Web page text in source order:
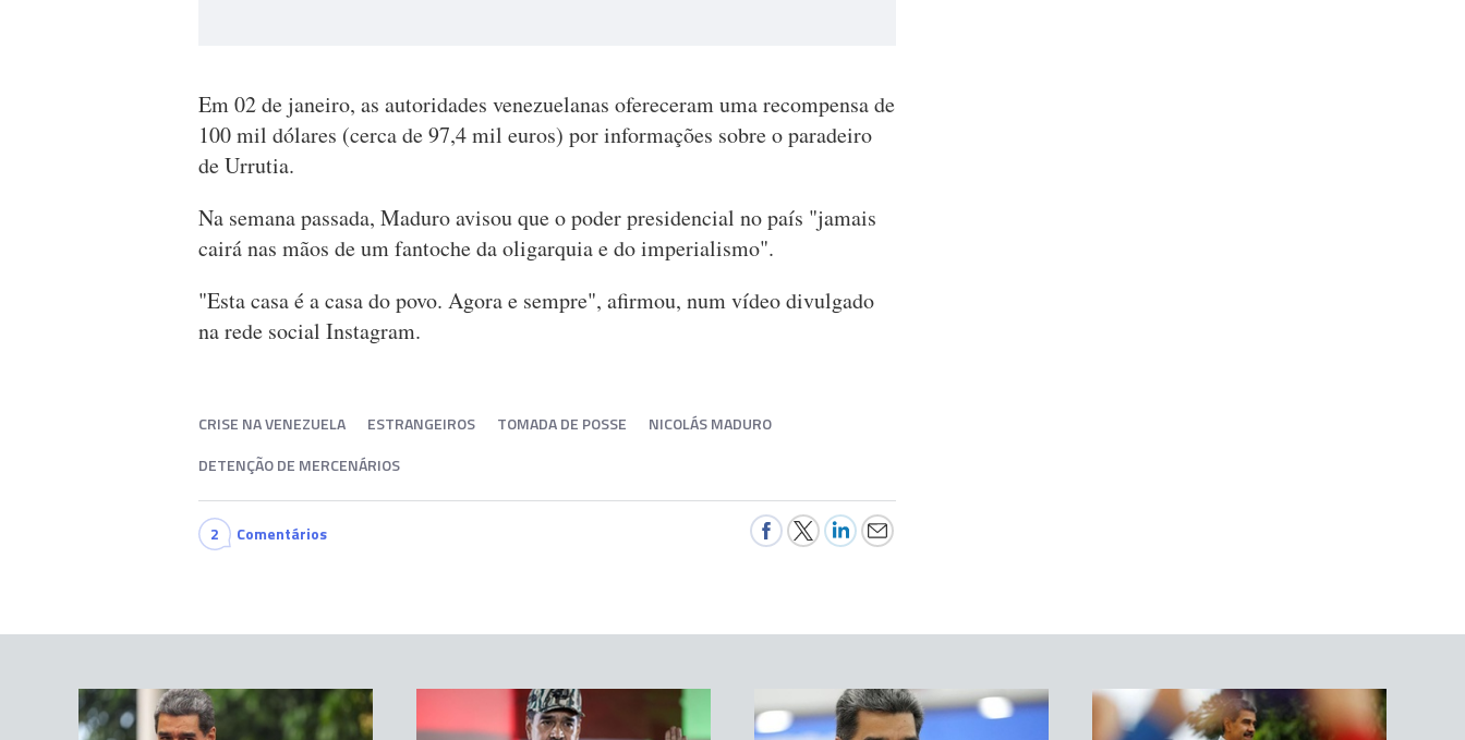
Em 02 de janeiro, as autoridades venezuelanas ofereceram uma recompensa de
100 mil dólares (cerca de 97,4 mil euros) por informações sobre o paradeiro
de Urrutia.
Na semana passada, Maduro avisou que o poder presidencial no país "jamais
cairá nas mãos de um fantoche da oligarquia e do imperialismo".
"Esta casa é a casa do povo. Agora e sempre", afirmou, num vídeo divulgado
na rede social Instagram.
CRISE NA VENEZUELA ESTRANGEIROS TOMADA DE POSSE
NICOLÁS MADURO
DETENÇÃO DE MERCENÁRIOS
2 Comentários